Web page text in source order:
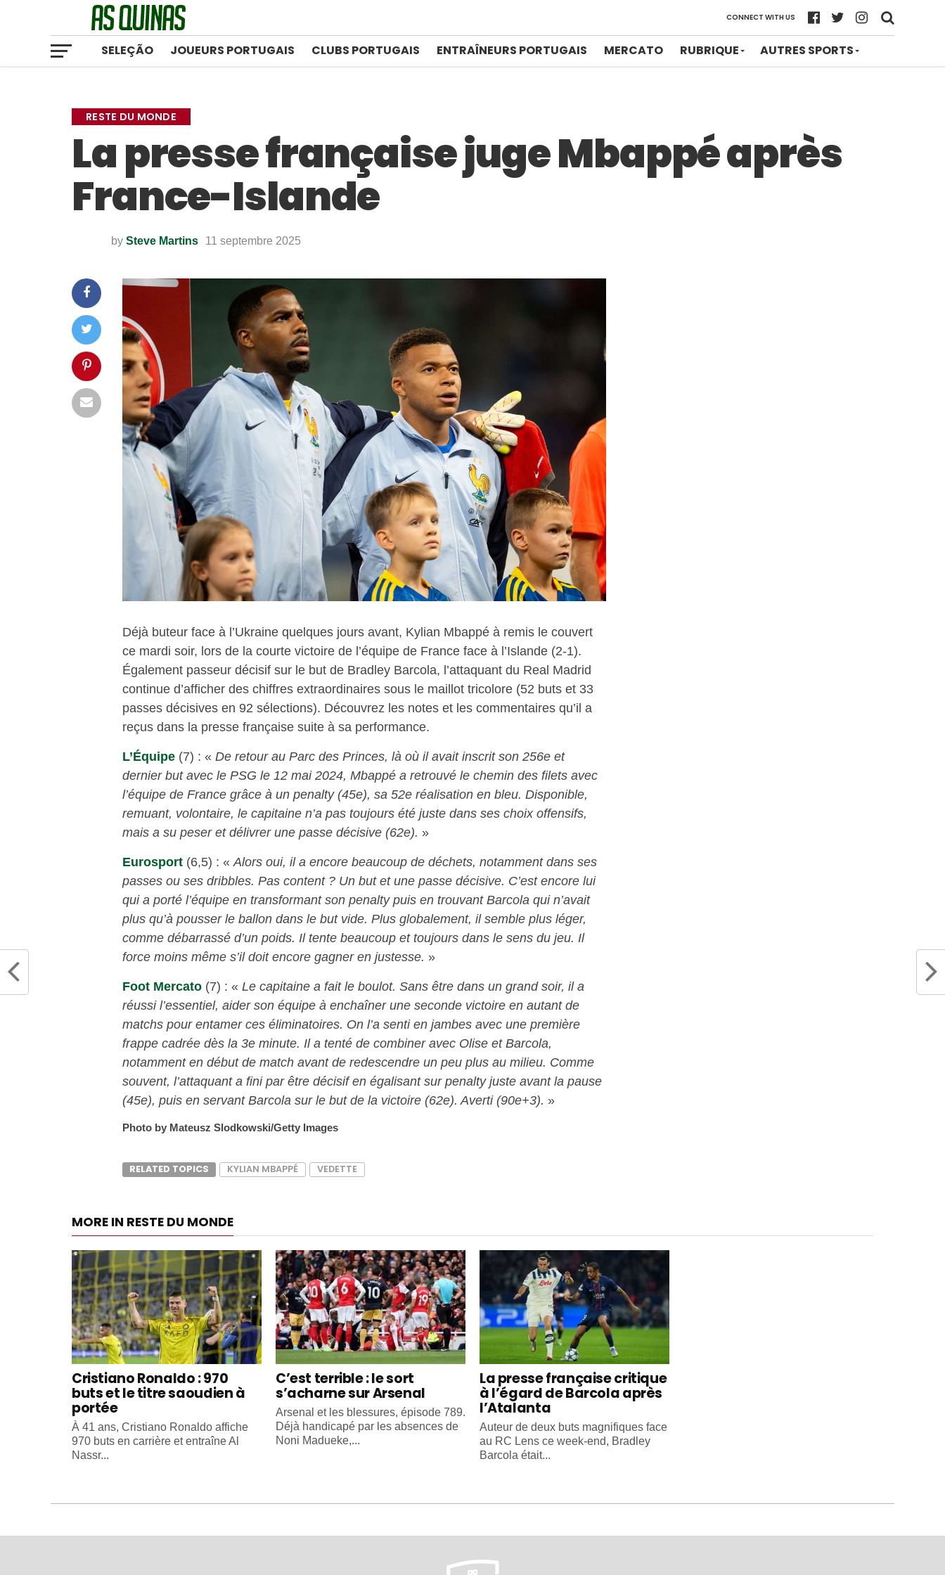
CONNECT WITH US
SELEÇÃO JOUEURS PORTUGAIS CLUBS PORTUGAIS ENTRAÎNEURS PORTUGAIS MERCATO RUBRIQUE AUTRES SPORTS
RESTE DU MONDE
La presse française juge Mbappé après
France-Islande
by Steve Martins 11 septembre 2025
Déjà buteur face à l’Ukraine quelques jours avant, Kylian Mbappé à remis le couvert
ce mardi soir, lors de la courte victoire de l’équipe de France face à l’Islande (2-1).
Également passeur décisif sur le but de Bradley Barcola, l’attaquant du Real Madrid
continue d’afficher des chiffres extraordinaires sous le maillot tricolore (52 buts et 33
passes décisives en 92 sélections). Découvrez les notes et les commentaires qu’il a
reçus dans la presse française suite à sa performance.
L’Équipe (7) : « De retour au Parc des Princes, là où il avait inscrit son 256e et
dernier but avec le PSG le 12 mai 2024, Mbappé a retrouvé le chemin des filets avec
l’équipe de France grâce à un penalty (45e), sa 52e réalisation en bleu. Disponible,
remuant, volontaire, le capitaine n’a pas toujours été juste dans ses choix offensifs,
mais a su peser et délivrer une passe décisive (62e). »
Eurosport (6,5) : « Alors oui, il a encore beaucoup de déchets, notamment dans ses
passes ou ses dribbles. Pas content ? Un but et une passe décisive. C’est encore lui
qui a porté l’équipe en transformant son penalty puis en trouvant Barcola qui n’avait
plus qu’à pousser le ballon dans le but vide. Plus globalement, il semble plus léger,
comme débarrassé d’un poids. Il tente beaucoup et toujours dans le sens du jeu. Il
force moins même s’il doit encore gagner en justesse. »
Foot Mercato (7) : « Le capitaine a fait le boulot. Sans être dans un grand soir, il a
réussi l’essentiel, aider son équipe à enchaîner une seconde victoire en autant de
matchs pour entamer ces éliminatoires. On l’a senti en jambes avec une première
frappe cadrée dès la 3e minute. Il a tenté de combiner avec Olise et Barcola,
notamment en début de match avant de redescendre un peu plus au milieu. Comme
souvent, l’attaquant a fini par être décisif en égalisant sur penalty juste avant la pause
(45e), puis en servant Barcola sur le but de la victoire (62e). Averti (90e+3). »
Photo by Mateusz Slodkowski/Getty Images
RELATED TOPICS KYLIAN MBAPPÉ VEDETTE
MORE IN RESTE DU MONDE
Cristiano Ronaldo : 970
buts et le titre saoudien à
portée
À 41 ans, Cristiano Ronaldo affiche
970 buts en carrière et entraîne Al
Nassr...
C’est terrible : le sort
s’acharne sur Arsenal
Arsenal et les blessures, épisode 789.
Déjà handicapé par les absences de
Noni Madueke,...
La presse française critique
à l’égard de Barcola après
l’Atalanta
Auteur de deux buts magnifiques face
au RC Lens ce week-end, Bradley
Barcola était...